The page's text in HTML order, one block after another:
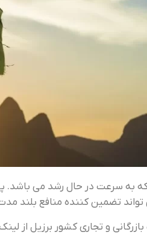
تواند تضمين کننده منافع بلند
و تجاری کشور برزیل از